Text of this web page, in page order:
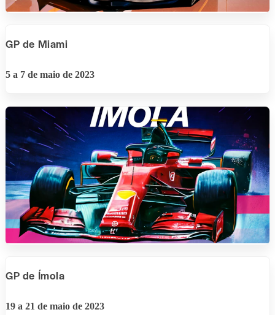
GP de Miami
5 a 7 de maio de 2023
GP de Ímola
19 a 21 de maio de 2023